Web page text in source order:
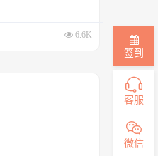
6.6K
签到
客服
微信